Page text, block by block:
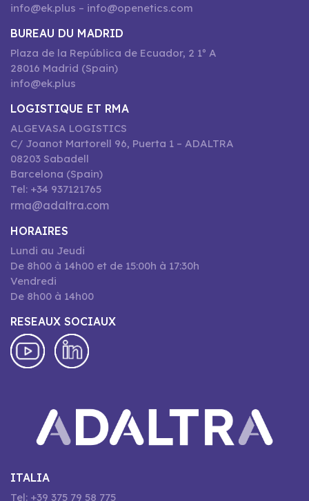
info@ek.plus – info@openetics.com
BUREAU DU MADRID
Plaza de la República de Ecuador, 2 1º A
28016 Madrid (Spain)
info@ek.plus
LOGISTIQUE ET RMA
ALGEVASA LOGISTICS
C/ Joanot Martorell 96, Puerta 1 – ADALTRA
08203 Sabadell
Barcelona (Spain)
Tel: +34 937121765
rma@adaltra.com
HORAIRES
Lundi au Jeudi
De 8h00 à 14h00 et de 15:00h à 17:30h
Vendredi
De 8h00 à 14h00
RESEAUX SOCIAUX
ITALIA
Tel: +39 375 79 58 775